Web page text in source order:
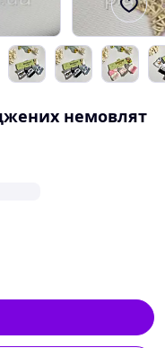
немовлят